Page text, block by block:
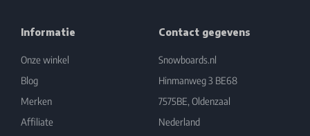
Informatie
Onze winkel
Blog
Merken
Affiliate
Contact gegevens
Snowboards.nl
Hinmanweg 3 BE68
7575BE, Oldenzaal
Nederland